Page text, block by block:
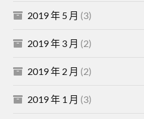
2019 年 5 月 (3)
2019 年 3 月 (2)
2019 年 2 月 (2)
2019 年 1 月 (3)